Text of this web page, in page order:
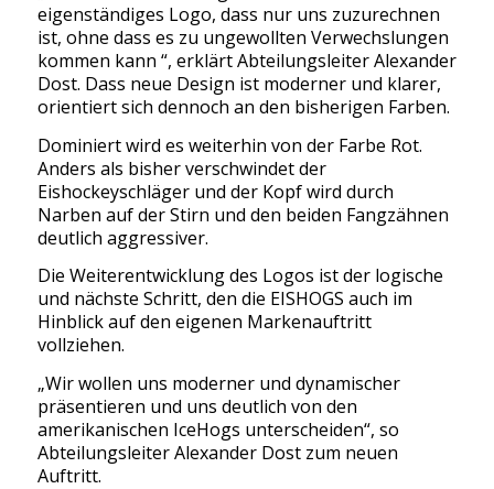
eigenständiges Logo, dass nur uns zuzurechnen
ist, ohne dass es zu ungewollten Verwechslungen
kommen kann “, erklärt Abteilungsleiter Alexander
Dost. Dass neue Design ist moderner und klarer,
orientiert sich dennoch an den bisherigen Farben.
Dominiert wird es weiterhin von der Farbe Rot.
Anders als bisher verschwindet der
Eishockeyschläger und der Kopf wird durch
Narben auf der Stirn und den beiden Fangzähnen
deutlich aggressiver.
Die Weiterentwicklung des Logos ist der logische
und nächste Schritt, den die EISHOGS auch im
Hinblick auf den eigenen Markenauftritt
vollziehen.
„Wir wollen uns moderner und dynamischer
präsentieren und uns deutlich von den
amerikanischen IceHogs unterscheiden“, so
Abteilungsleiter Alexander Dost zum neuen
Auftritt.